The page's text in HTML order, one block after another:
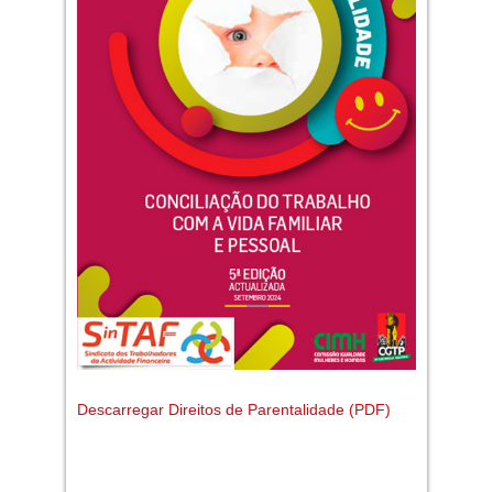
Descarregar Direitos de Parentalidade (PDF)